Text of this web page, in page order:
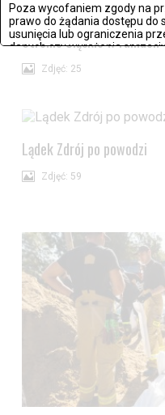
Poza wycofaniem zgody na
prawo do żądania dostępu do
usunięcia lub ograniczenia
danych czy wyrażenia
Jeżeli nie chcesz wyrazić
Wyrażam zgodę
Stronie Śląskie w
Zdjęć: 25
Lądek Zdrój po powodzi
Zdjęć: 59